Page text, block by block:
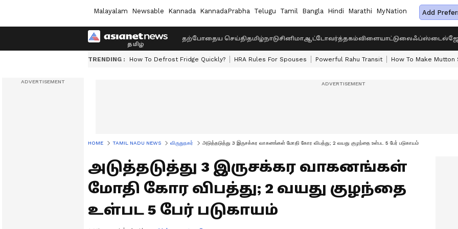
Malayalam Newsable Kannada KannadaPrabha Telugu Tamil Bangla Hindi Marathi MyNation Add
தற்போதைய செய்திதமிழ்நாடுசினிமாஆட்டோவர்த்தகம்விளையாட்டுலைஃப்ஸ்டைல்
TRENDING : How To Defrost Fridge Quickly? HRA Rules For Spouses Powerful Rahu Transit How To Make Mutton
HOME TAMIL NADU NEWS விருதுநகர் அடுத்தடுத்து 3 இருசக்கர வாகனங்கள் மோதி கோர விபத்து; 2 வயது குழந்தை உள்பட 5 பேர் படுகாயம்
அடுத்தடுத்து 3 இருசக்கர வாகனங்கள்
மோதி கோர விபத்து; 2 வயது குழந்தை
உள்பட 5 பேர் படுகாயம்